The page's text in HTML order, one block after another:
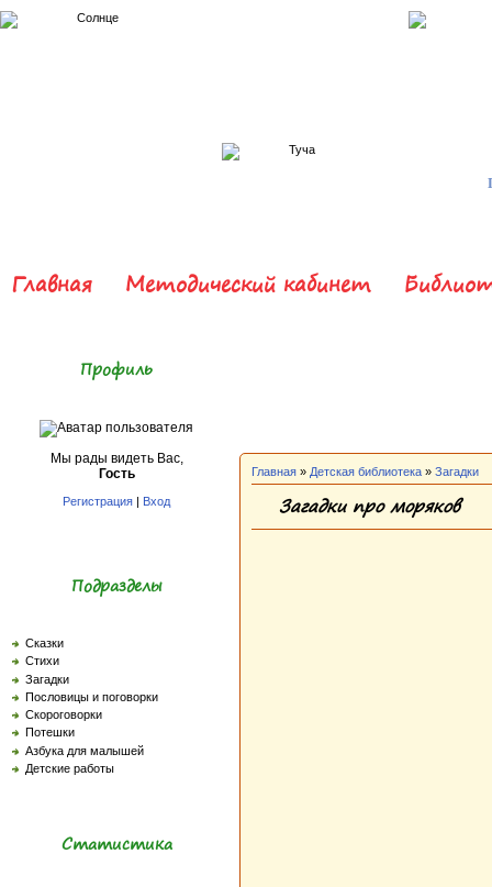
Главная Методический кабинет
Профиль
Мы рады видеть Вас,
Гость
Регистрация | Вход
Подразделы
Сказки
Стихи
Загадки
Пословицы и поговорки
Скороговорки
Потешки
Азбука для малышей
Детские работы
Статистика
Главная » Детская библиотека » Загадки
Загадки про моряков